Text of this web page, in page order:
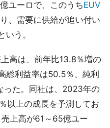
ユーロで、このうちEUV
、需要に供給が追い付い
う。
高は、前年比13.8％増の
総利益率は50.5％、純利
た。同社は、2023年の
以上の成長を予測してお
上高が61～65億ユー